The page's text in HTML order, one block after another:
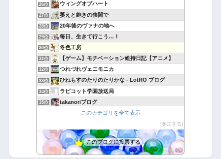
26位 ウィングオブハート
27位 萎えと飽きの狭間で
28位 20年後のヴァナの地へ
29位 毎日、生きて行こう…！
30位 冬色工房
31位 【ゲーム】モチベーション維持日記【アニメ】
32位 つれづれヴェニモニカ
33位 ひねもすのたりのたりかな - LotRO ブログ
34位 ラピコット学園放送局
35位 takanoriブログ
無課金隊長のゲーム・デバイス調査室
このカテゴリを全て表示
参加する
このブログに投票する